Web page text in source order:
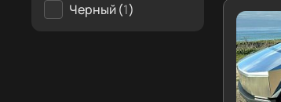
Черный (1)